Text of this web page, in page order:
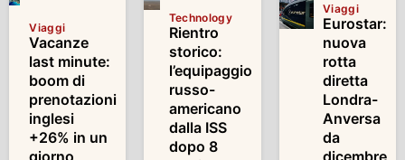
Viaggi
Vacanze
last minute:
boom di
prenotazioni
inglesi
+26% in un
giorno
Technology
Rientro
storico:
l’equipaggio
russo-
americano
dalla ISS
dopo 8
Viaggi
Eurostar:
nuova
rotta
diretta
Londra-
Anversa
da
dicembre